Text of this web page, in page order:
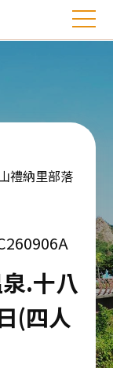
禮納里部落
.十八
(四人